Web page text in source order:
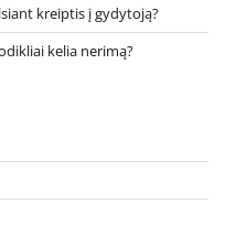
kreiptis į gydytoją?
kelia nerimą?